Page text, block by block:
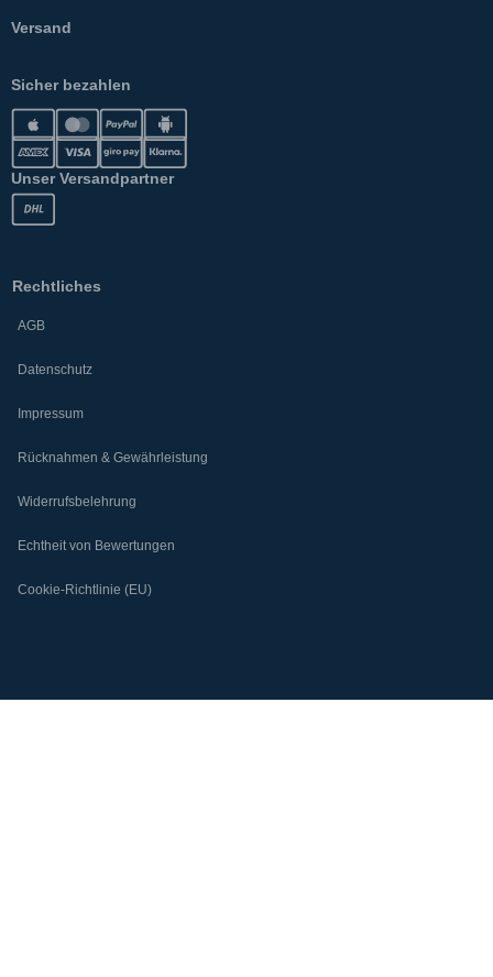
Versand
Sicher bezahlen
Unser Versandpartner
Rechtliches
AGB
Datenschutz
Impressum
Rücknahmen & Gewährleistung
Widerrufsbelehrung
Echtheit von Bewertungen
Cookie-Richtlinie (EU)